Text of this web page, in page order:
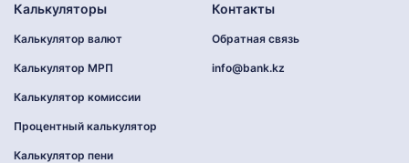
Калькуляторы
Калькулятор валют
Калькулятор МРП
Калькулятор комиссии
Процентный калькулятор
Калькулятор пени
Контакты
Обратная связь
info@bank.kz